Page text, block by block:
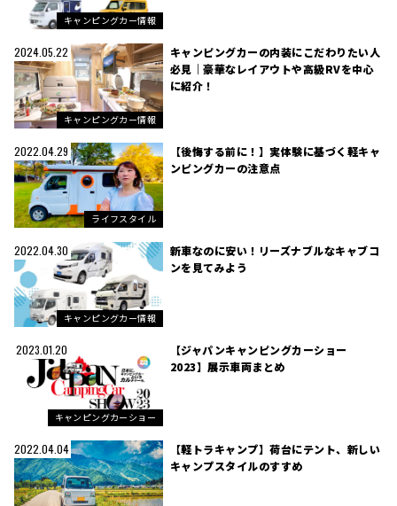
キャンピングカー情報
2024.05.22
キャンピングカー情報
キャンピングカーの内装にこだわりたい人
必見｜豪華なレイアウトや高級RVを中心
に紹介！
2022.04.29
ライフスタイル
【後悔する前に！】実体験に基づく軽キャ
ンピングカーの注意点
2022.04.30
キャンピングカー情報
新車なのに安い！リーズナブルなキャブコ
ンを見てみよう
2023.01.20
キャンピングカーショー
【ジャパンキャンピングカーショー
2023】展示車両まとめ
2022.04.04
【軽トラキャンプ】荷台にテント、新しい
キャンプスタイルのすすめ